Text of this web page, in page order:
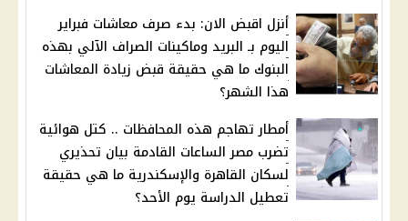
أنزل اقبض الان: بدء صرف معاشات فبراير
اليوم بـ البريد وماكينات الصراف الآلي بهذه
البنوك ما هي حقيقة قبض زيادة المعاشات
هذا الشهر؟
أمطار تهاجم هذه المحافظات .. كتل هوائية
تضرب مصر الساعات القادمة بيان تحذيري
لسكان القاهرة والإسكندرية ما هي حقيقة
تعطيل الدراسة يوم الأحد؟